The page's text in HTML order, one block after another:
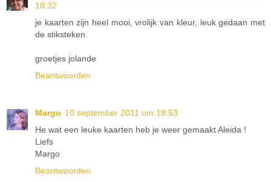
18:32
je kaarten zijn heel mooi, vrolijk van kleur, leuk gedaan met
de stiksteken.
groetjes jolande
Beantwoorden
Margo 10 september 2011 om 18:53
He wat een leuke kaarten heb je weer gemaakt Aleida !
Liefs
Margo
Beantwoorden